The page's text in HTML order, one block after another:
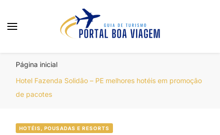
Página inicial
Hotel Fazenda Solidão – PE melhores hotéis em promoção
de pacotes
HOTÉIS, POUSADAS E RESORTS